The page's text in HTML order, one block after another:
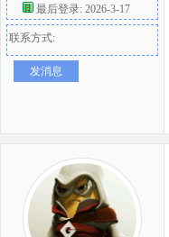
最后登录: 2026-3-17
联系方式:
发消息